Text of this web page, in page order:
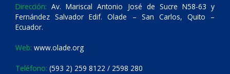
Dirección: Av. Mariscal Antonio José de Sucre N58-63 y
Fernández Salvador Edif. Olade – San Carlos, Quito –
Ecuador.
Web: www.olade.org
Teléfono: (593 2) 259 8122 / 2598 280